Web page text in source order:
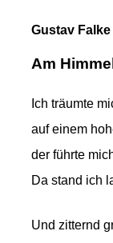
Gustav Falke
Am
Ich träumte
auf einem
der führte
Da stand ich
Und zitternd